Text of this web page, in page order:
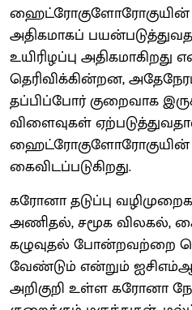
ஹைட்ரோகுளோரோகுயின்
அதிகமாகப்
உயிரிழப்பு
தெரிவிக்கின்றன,
தப்பிப்போர் குறைவாக
விளைவுகள்
ஹைட்ரோகுளோரோகுயின்
கைவிடப்படுகிறது.
கரோனா தடுப்பு
அணிதல், சமூக விலகல்,
கழுவுதல் போன்றவற்றை
வேண்டும் என்றும்
அறிகுறி உள்ள கரோனா